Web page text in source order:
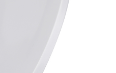
1